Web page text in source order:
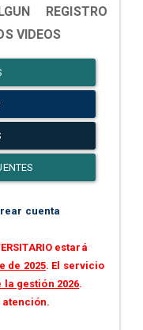
REGISTRO
VIDEOS
cuenta
estará
de 2025. El servicio
la gestión 2026.